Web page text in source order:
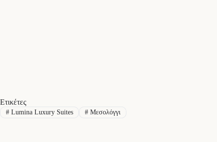
Ετικέτες
#Lumina Luxury Suites #Μεσολόγγι